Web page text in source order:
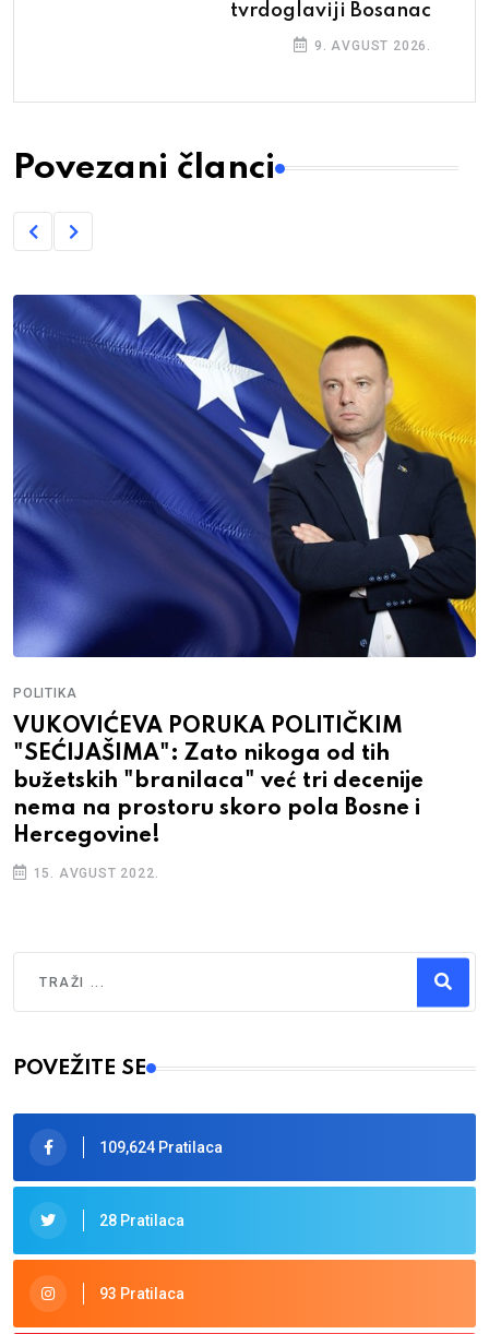
tvrdoglaviji Bosanac
9. AVGUST 2026.
Povezani članci
POLITIKA
VUKOVIĆEVA PORUKA POLITIČKIM
"SEĆIJAŠIMA": Zato nikoga od tih
bužetskih "branilaca" već tri decenije
nema na prostoru skoro pola Bosne i
Hercegovine!
15. AVGUST 2022.
Type 2 or more characters for results.
POVEŽITE SE
109,624 Pratilaca
28 Pratilaca
93 Pratilaca